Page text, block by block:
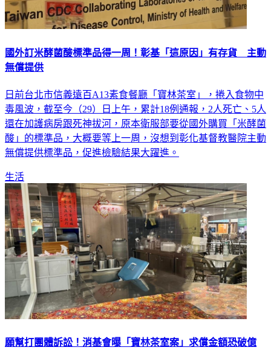
國外訂米酵菌酸標準品得一周！彰基「這原因」有存貨 主動
無償提供
日前台北市信義遠百A13素食餐廳「寶林茶室」，捲入食物中
毒風波，截至今（29）日上午，累計18例通報，2人死亡、5人
還在加護病房跟死神拔河，原本衛服部要從國外購買「米酵菌
酸」的標準品，大概要等上一周，沒想到彰化基督教醫院主動
無償提供標準品，促進檢驗結果大躍進。
生活
願幫打團體訴訟！消基會曝「寶林茶室案」求償金額恐破億